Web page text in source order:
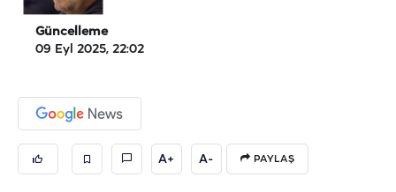
Güncelleme
09 Eyl 2025, 22:02
A+ A- PAYLAŞ